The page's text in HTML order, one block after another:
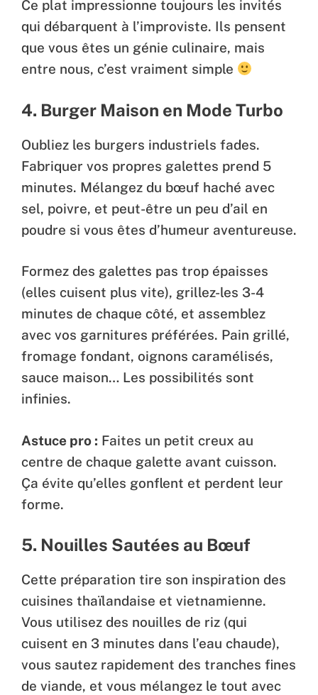
Ce plat impressionne toujours les invités
qui débarquent à l’improviste. Ils pensent
que vous êtes un génie culinaire, mais
entre nous, c’est vraiment simple
4. Burger Maison en Mode Turbo
Oubliez les burgers industriels fades.
Fabriquer vos propres galettes prend 5
minutes. Mélangez du bœuf haché avec
sel, poivre, et peut-être un peu d’ail en
poudre si vous êtes d’humeur aventureuse.
Formez des galettes pas trop épaisses
(elles cuisent plus vite), grillez-les 3-4
minutes de chaque côté, et assemblez
avec vos garnitures préférées. Pain grillé,
fromage fondant, oignons caramélisés,
sauce maison… Les possibilités sont
infinies.
Astuce pro : Faites un petit creux au
centre de chaque galette avant cuisson.
Ça évite qu’elles gonflent et perdent leur
forme.
5. Nouilles Sautées au Bœuf
Cette préparation tire son inspiration des
cuisines thaïlandaise et vietnamienne.
Vous utilisez des nouilles de riz (qui
cuisent en 3 minutes dans l’eau chaude),
vous sautez rapidement des tranches fines
de viande, et vous mélangez le tout avec